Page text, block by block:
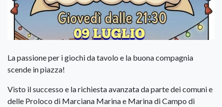
La passione per i giochi da tavolo e la buona compagnia
scende in piazza!
Visto il successo e la richiesta avanzata da parte dei comuni e
delle Proloco di Marciana Marina e Marina di Campo di